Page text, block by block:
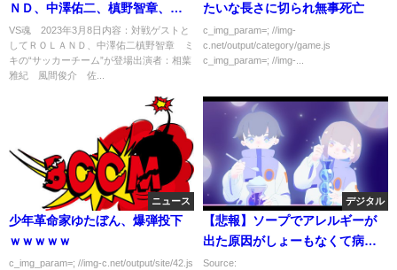
ＮＤ、中澤佑二、槙野智章、ミ
キ 3月9日
VS魂 2023年3月8日内容：対戦ゲストと
してＲＯＬＡＮＤ、中澤佑二槙野智章 ミ
キの“サッカーチーム”が登場出演者：相葉
雅紀 風間俊介 佐...
たいな長さに切られ無事死亡
c_img_param=; //img-
c.net/output/category/game.js
c_img_param=; //img-...
ニュース
少年革命家ゆたぼん、爆弾投下
ｗｗｗｗｗ
c_img_param=; //img-c.net/output/site/42.js
デジタル
【悲報】ソープでアレルギーが
出た原因がしょーもなくて病院
で恥かいた...
Source: